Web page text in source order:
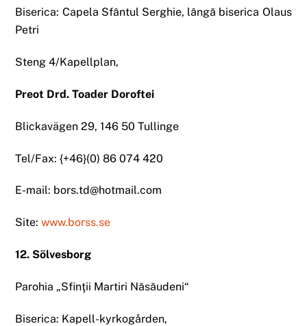
Biserica: Capela Sfântul Serghie, lângă biserica Olaus
Petri
Steng 4/Kapellplan,
Preot Drd. Toader Doroftei
Blickavägen 29, 146 50 Tullinge
Tel/Fax: {+46}(0) 86 074 420
E-mail: bors.td@hotmail.com
Site:www.borss.se
12. Sölvesborg
Parohia „Sfinţii Martiri Năsăudeni“
Biserica: Kapell-kyrkogården,